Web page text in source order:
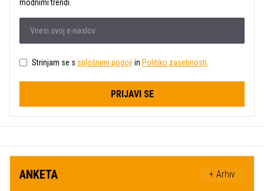
modnimi trendi.
Strinjam se s splošnimi pogoji in Politiko zasebnosti
PRIJAVI SE
ANKETA + Arhiv